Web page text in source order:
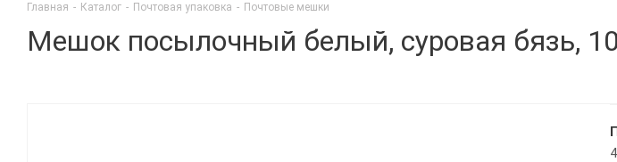
Главная - Каталог - Почтовая упаковка - Почтовые мешки
Мешок посылочный белый, суровая бязь,